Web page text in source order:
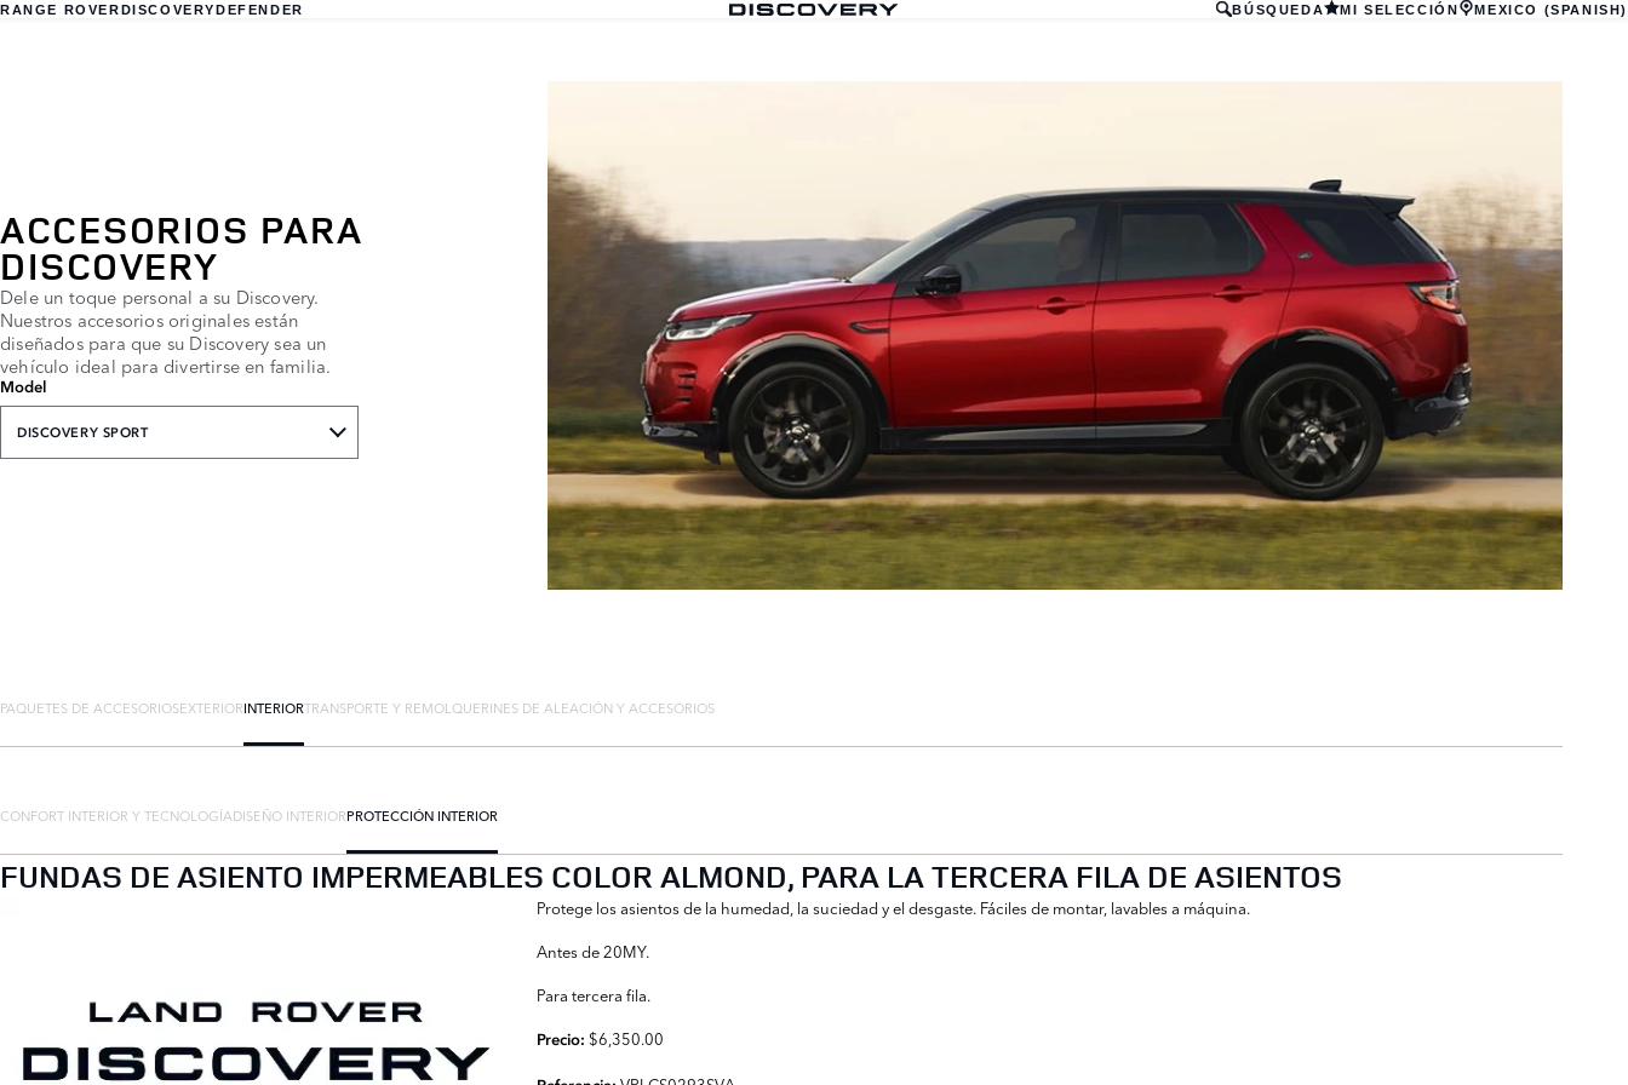
RANGE ROVERDISCOVERYDEFENDER BÚSQUEDA MI SELECCIÓN MEXICO (SPANISH)
ACCESORIOS PARA
DISCOVERY
Dele un toque personal a su Discovery.
Nuestros accesorios originales están
diseñados para que su Discovery sea un
vehículo ideal para divertirse en familia.
Model
DISCOVERY SPORT
PAQUETES DE ACCESORIOSEXTERIORINTERIORTRANSPORTE Y REMOLQUERINES DE ALEACIÓN Y ACCESORIOS
CONFORT INTERIOR Y TECNOLOGÍADISEÑO INTERIORPROTECCIÓN INTERIOR
FUNDAS DE ASIENTO IMPERMEABLES COLOR ALMOND, PARA LA TERCERA FILA DE ASIENTOS
Protege los asientos de la humedad, la suciedad y el desgaste. Fáciles de montar, lavables a máquina.
Antes de 20MY.
Para tercera fila.
Precio: $6,350.00